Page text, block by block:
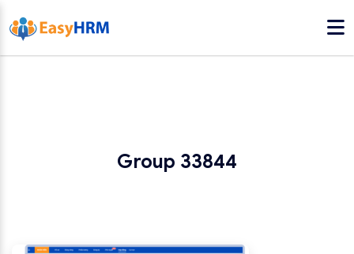
Group 33844